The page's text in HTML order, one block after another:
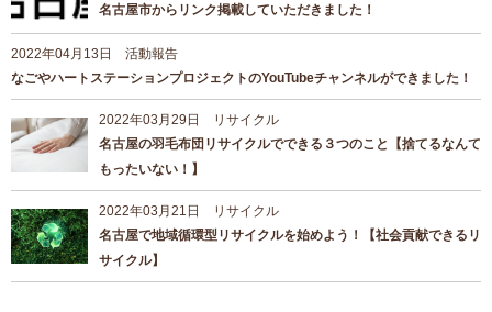
名古屋市からリンク掲載していただきました！
2022年04月13日
活動報告
なごやハートステーションプロジェクトのYouTubeチャンネルができました！
2022年03月29日
リサイクル
名古屋の羽毛布団リサイクルでできる３つのこと【捨てるなんて
もったいない！】
2022年03月21日
リサイクル
名古屋で地域循環型リサイクルを始めよう！【社会貢献できるリ
サイクル】